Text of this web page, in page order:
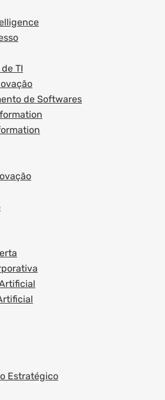
TI
de Softwares
Estratégico